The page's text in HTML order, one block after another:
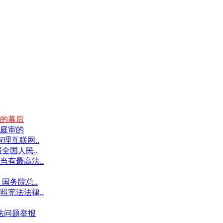
幕后
审的
互联网..
国人民..
有最高法..
务院总..
宪法法律..
问题举报